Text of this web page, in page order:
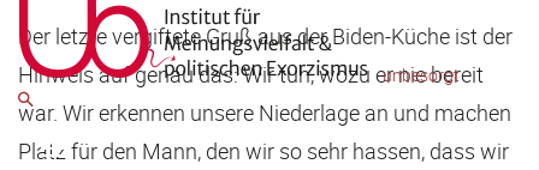
unbesorgt
Der letzte vergiftete Gruß aus der Biden-Küche ist der
Hinweis auf genau das: Wir tun, wozu er nie bereit
war. Wir erkennen unsere Niederlage an und machen
Platz für den Mann, den wir so sehr hassen, dass wir